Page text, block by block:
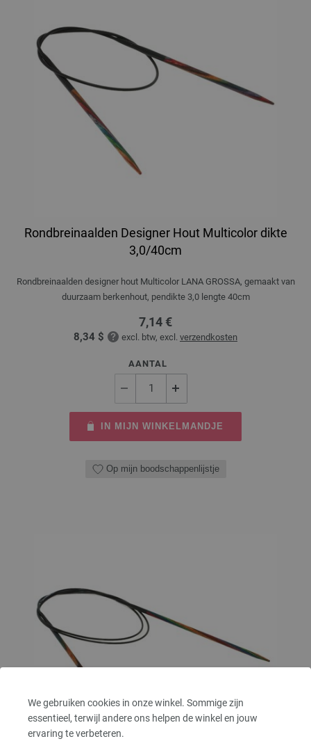
We gebruiken cookies in onze winkel. Sommige zijn
essentieel, terwijl andere ons helpen de winkel en jouw
ervaring te verbeteren.
Rondbreinaalden Designer Hout Multicolor dikte
3,0/40cm
Rondbreinaalden designer hout Multicolor LANA GROSSA, gemaakt van
duurzaam berkenhout, pendikte 3,0 lengte 40cm
7,14 €
8,34 $ excl. btw, excl. verzendkosten
AANTAL
IN MIJN WINKELMANDJE
Op mijn boodschappenlijstje